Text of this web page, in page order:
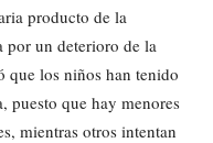
producto de la
por un deterioro de la
que los niños han tenido
puesto que hay menores
mientras otros intentan